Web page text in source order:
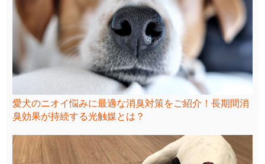
愛犬のニオイ悩みに最適な消臭対策をご紹介！長期間消
臭効果が持続する光触媒とは？